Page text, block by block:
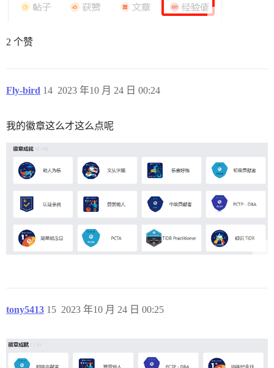
2 个赞
Fly-bird 2023 年10 月 24 日 00:24
14
我的徽章这么才这么点呢
tony5413 2023 年10 月 24 日 00:25
15